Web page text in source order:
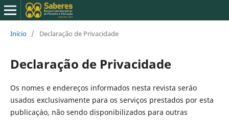
Início / Declaração de Privacidade
Declaração de Privacidade
Os nomes e endereços informados nesta revista seráo
usados exclusivamente para os serviços prestados por esta
publicaçáo, não sendo disponibilizados para outras